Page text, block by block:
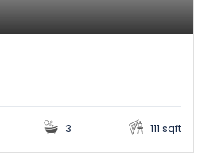
3 111 sqft